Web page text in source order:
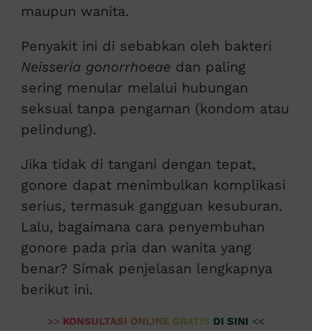
maupun wanita.
Penyakit ini di sebabkan oleh bakteri
Neisseria gonorrhoeae dan paling
sering menular melalui hubungan
seksual tanpa pengaman (kondom atau
pelindung).
Jika tidak di tangani dengan tepat,
gonore dapat menimbulkan komplikasi
serius, termasuk gangguan kesuburan.
Lalu, bagaimana cara penyembuhan
gonore pada pria dan wanita yang
benar? Simak penjelasan lengkapnya
berikut ini.
>> KONSULTASI ONLINE GRATIS DI SINI <<